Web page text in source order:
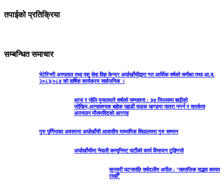
तपाईको प्रतिक्रिया
सम्बन्धित समाचार
भेटेरिनरी अस्पताल तथा पशु सेवा विज्ञ केन्द्र अर्घाखाँचीद्वारा गत आर्थिक वर्षको समीक्षा तथा आ.व.
२०८३/०८४ को वार्षिक कार्यक्रम सार्वजनिक ।
आज र भोलि मुसलधारे वर्षाको सम्भावना : ३७ जिल्लामा बाढीको
जोखिम,अत्यावश्यक बाहेक पहाडी सडक खण्डमा यात्रा नगर्न र सतर्कता
अपनाउन मौसमविद्काे आग्रह
गुरु पूर्णिमाका अवसरमा अर्घाखाँची आवासीय माध्यमिक विद्यालयमा गुरु सम्मान
अर्घाखाँचीमा नेपाली कम्युनिस्ट पार्टीको कार्य विभाजन टुङ्गियो
सुनसरी घटनापछि सर्वदलीय अपील : ‘सामाजिक सद्भाव कायम
राखौँ’